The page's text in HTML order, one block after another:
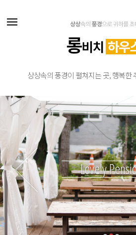
상상속의 풍경이 펼쳐지는 곳, 행복한
Lovely